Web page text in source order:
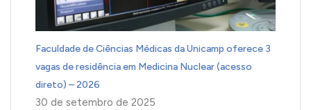
Faculdade de Ciências Médicas da Unicamp oferece 3
vagas de residência em Medicina Nuclear (acesso
direto) – 2026
30 de setembro de 2025